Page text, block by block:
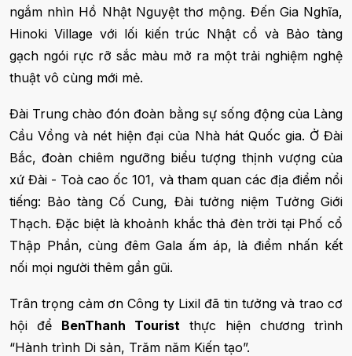
ngắm nhìn Hồ Nhật Nguyệt thơ mộng. Đến Gia Nghĩa,
Hinoki Village với lối kiến trúc Nhật cổ và Bảo tàng
gạch ngói rực rỡ sắc màu mở ra một trải nghiệm nghệ
thuật vô cùng mới mẻ.
Đài Trung chào đón đoàn bằng sự sống động của Làng
Cầu Vồng và nét hiện đại của Nhà hát Quốc gia. Ở Đài
Bắc, đoàn chiêm ngưỡng biểu tượng thịnh vượng của
xứ Đài - Toà cao ốc 101, và tham quan các địa điểm nổi
tiếng: Bảo tàng Cố Cung, Đài tưởng niệm Tưởng Giới
Thạch. Đặc biệt là khoảnh khắc thả đèn trời tại Phố cổ
Thập Phần, cùng đêm Gala ấm áp, là điểm nhấn kết
nối mọi người thêm gần gũi.
Trân trọng cảm ơn Công ty Lixil đã tin tưởng và trao cơ
hội để BenThanh Tourist thực hiện chương trình
“Hành trình Di sản, Trăm năm Kiến tạo”.